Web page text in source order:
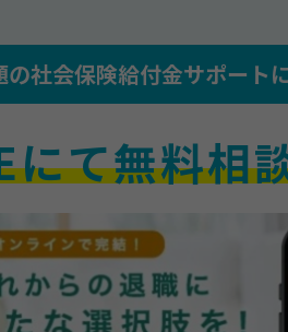
の社会保険給付金サポート
て無料相